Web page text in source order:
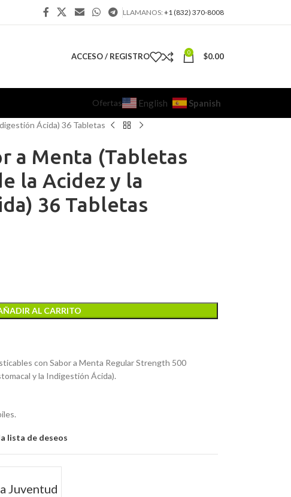
LLAMANOS: +1 (832) 370-8008
ACCESO / REGISTRO 0 $0.00
Ofertas English Spanish
Ácida) 36 Tabletas
a Menta (Tabletas
la Acidez y la
36 Tabletas
AL CARRITO
con Sabor a Menta Regular Strength 500
y la Indigestión Ácida).
lista de deseos
Juventud